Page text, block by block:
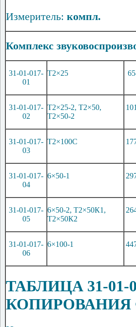
Измеритель: компл.
Комплекс
31-01-017-
01
Т2×25 65
31-01-017-
02
Т2×25-2, Т2×50,
Т2×50-2
31-01-017-
03
Т2×100С
31-01-017-
04
6×50-1
31-01-017-
05
6×50-2, Т2×50К1,
Т2×50К2
31-01-017-
06
6×100-1
ТАБЛИЦА 31-01-